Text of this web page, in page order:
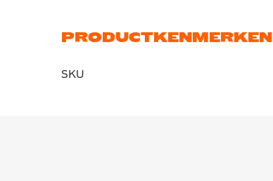
PRODUCTKENMERKEN
SKU